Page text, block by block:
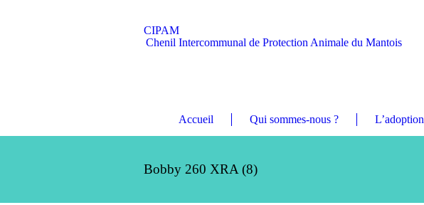
CIPAM
Chenil Intercommunal de Protection Animale du Mantois
Accueil Qui sommes-nous ? L’adoption
Bobby 260 XRA (8)